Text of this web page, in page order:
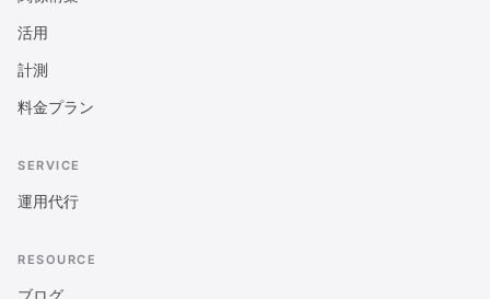
活用
計測
料金プラン
SERVICE
運用代行
RESOURCE